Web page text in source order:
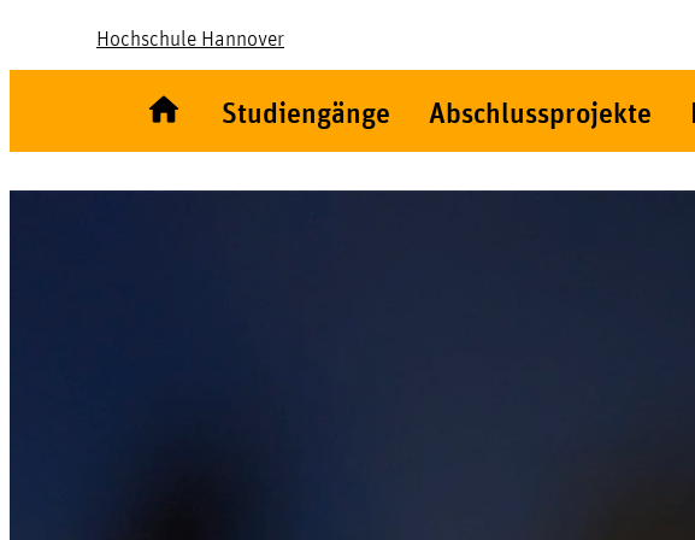
Hochschule Hannover
Studiengänge Abschlussprojekte